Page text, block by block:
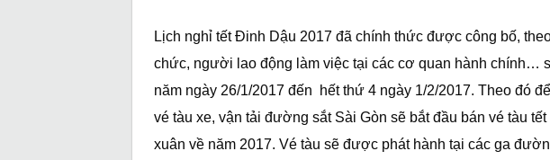
Lịch nghỉ tết Đinh Dậu 2017 đã chính thức được công bố,
chức, người lao động làm việc tại các cơ quan hành chính…
năm ngày 26/1/2017 đến hết thứ 4 ngày 1/2/2017. Theo đó
vé tàu xe, vận tải đường sắt Sài Gòn sẽ bắt đầu bán vé tàu
xuân về năm 2017. Vé tàu sẽ được phát hành tại các ga